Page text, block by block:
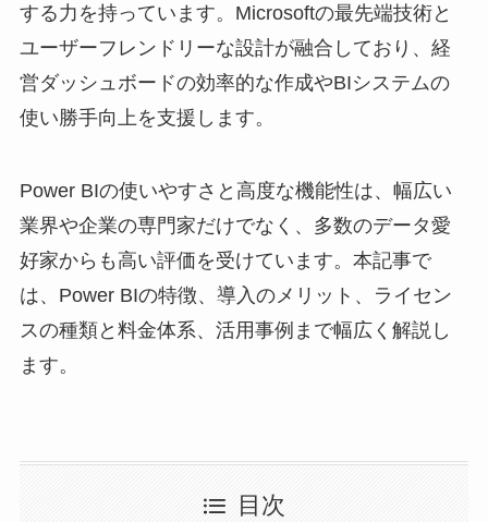
する力を持っています。Microsoftの最先端技術と
ユーザーフレンドリーな設計が融合しており、経
営ダッシュボードの効率的な作成やBIシステムの
使い勝手向上を支援します。
Power BIの使いやすさと高度な機能性は、幅広い
業界や企業の専門家だけでなく、多数のデータ愛
好家からも高い評価を受けています。本記事で
は、Power BIの特徴、導入のメリット、ライセン
スの種類と料金体系、活用事例まで幅広く解説し
ます。
目次